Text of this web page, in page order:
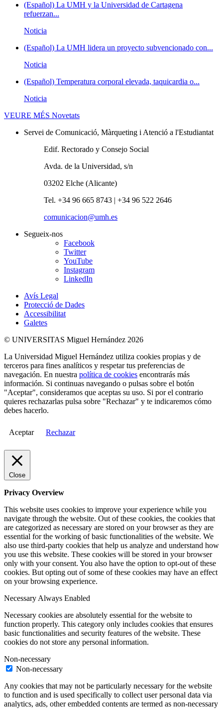
(Español) La UMH y la Universidad de Cartagena
refuerzan...
Noticia
(Español) La UMH lidera un proyecto subvencionado con...
Noticia
(Español) Temperatura corporal elevada, taquicardia o...
Noticia
VEURE MÉS Novetats
Servei de Comunicació, Màrqueting i Atenció a l'Estudiantat
Edif. Rectorado y Consejo Social
Avda. de la Universidad, s/n
03202 Elche (Alicante)
Tel. +34 96 665 8743 | +34 96 522 2646
comunicacion@umh.es
Segueix-nos
Facebook
Twitter
YouTube
Instagram
LinkedIn
Avís Legal
Protecció de Dades
Accessibilitat
Galetes
© UNIVERSITAS Miguel Hernández 2026
La Universidad Miguel Hernández utiliza cookies propias y de
terceros para fines analíticos y respetar tus preferencias de
navegación. En nuestra política de cookies encontrarás más
información. Si continuas navegando o pulsas sobre el botón
"Aceptar", consideramos que aceptas su uso. Si por el contrario
quieres rechazarlas pulsa sobre "Rechazar" y te indicaremos cómo
debes hacerlo.
Aceptar Rechazar
Close
Privacy Overview
This website uses cookies to improve your experience while you
navigate through the website. Out of these cookies, the cookies that
are categorized as necessary are stored on your browser as they are
essential for the working of basic functionalities of the website. We
also use third-party cookies that help us analyze and understand how
you use this website. These cookies will be stored in your browser
only with your consent. You also have the option to opt-out of these
cookies. But opting out of some of these cookies may have an effect
on your browsing experience.
NecessaryAlways Enabled
Necessary cookies are absolutely essential for the website to
function properly. This category only includes cookies that ensures
basic functionalities and security features of the website. These
cookies do not store any personal information.
Non-necessary
Non-necessary
Any cookies that may not be particularly necessary for the website
to function and is used specifically to collect user personal data via
analytics, ads, other embedded contents are termed as non-necessary